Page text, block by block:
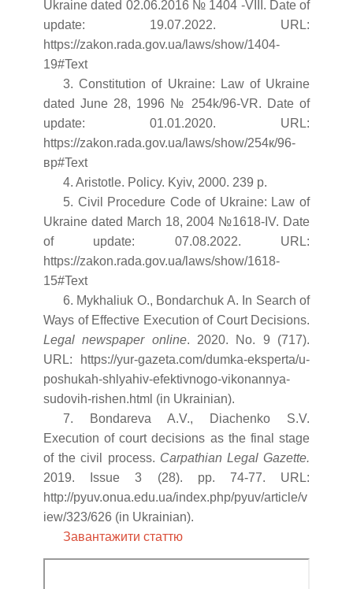
Ukraine dated 02.06.2016 № 1404 -VIII. Date of
update: 19.07.2022. URL:
https://zakon.rada.gov.ua/laws/show/1404-
19#Text
3. Constitution of Ukraine: Law of Ukraine
dated June 28, 1996 № 254k/96-VR. Date of
update: 01.01.2020. URL:
https://zakon.rada.gov.ua/laws/show/254к/96-
вр#Text
4. Aristotle. Policy. Kyiv, 2000. 239 p.
5. Civil Procedure Code of Ukraine: Law of
Ukraine dated March 18, 2004 №1618-IV. Date
of update: 07.08.2022. URL:
https://zakon.rada.gov.ua/laws/show/1618-
15#Text
6. Mykhaliuk O., Bondarchuk A. In Search of
Ways of Effective Execution of Court Decisions.
Legal newspaper online. 2020. No. 9 (717).
URL: https://yur-gazeta.com/dumka-eksperta/u-
poshukah-shlyahiv-efektivnogo-vikonannya-
sudovih-rishen.html (in Ukrainian).
7. Bondareva A.V., Diachenko S.V.
Execution of court decisions as the final stage
of the civil process. Carpathian Legal Gazette.
2019. Issue 3 (28). pp. 74-77. URL:
http://pyuv.onua.edu.ua/index.php/pyuv/article/v
iew/323/626 (in Ukrainian).
Завантажити статтю